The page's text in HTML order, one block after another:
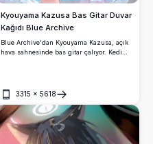
Kyouyama Kazusa Bas Gitar Duvar
Kağıdı Blue Archive
Blue Archive'dan Kyouyama Kazusa, açık
hava sahnesinde bas gitar çalıyor. Kedi
3315 × 5618
Aç